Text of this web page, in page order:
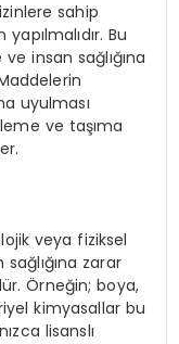
sahip
Bu
ve insan sağlığına
uyulması
ve taşıma
veya fiziksel
zarar
Örneğin; boya,
kimyasallar bu
lisanslı